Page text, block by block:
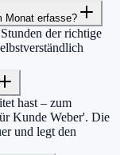
Monat erfasse?
der richtige
hast – zum
Kunde Weber'. Die
und legt den